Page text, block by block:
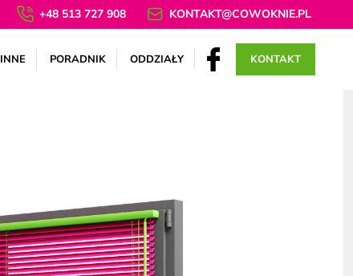
+48 513 727 908 KONTAKT@COWOKNIE.PL
INNE PORADNIK ODDZIAŁY KONTAKT